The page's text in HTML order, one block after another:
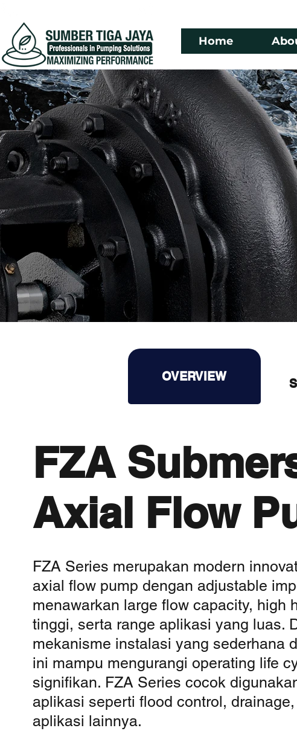
Home
3626
OVERVIEW
OVERVIEW
FZA
Axial Flow
FZA Series merupakan modern
axial flow pump dengan adjustable
menawarkan large flow capacity, high
tinggi, serta range aplikasi yang luas.
mekanisme instalasi yang sederhana
ini mampu mengurangi operating life
signifikan. FZA Series cocok
aplikasi seperti flood control,
aplikasi lainnya.